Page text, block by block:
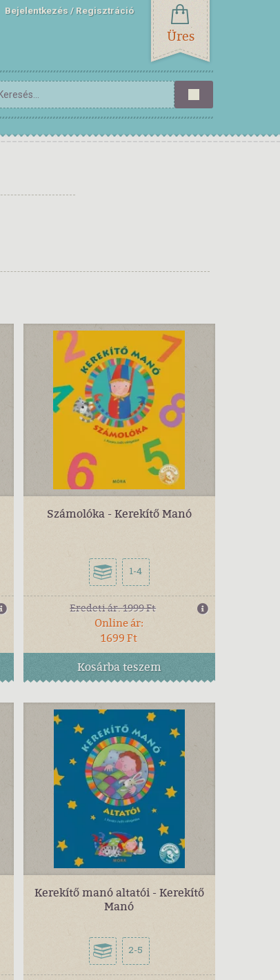
Bejelentkezés Regisztráció
Üres
Számolóka - Kerekítő Manó
1-4
Eredeti ár:1999 Ft
Online ár:
1699 Ft
Kosárbateszem
Kerekítő manó altatói - Kerekítő
Manó
2-5